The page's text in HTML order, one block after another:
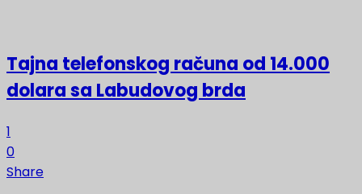
Tajna telefonskog računa od 14.000
dolara sa Labudovog brda
1
0
Share